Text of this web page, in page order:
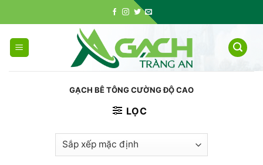
to
content
GẠCH BÊ TÔNG CƯỜNG ĐỘ CAO
LỌC